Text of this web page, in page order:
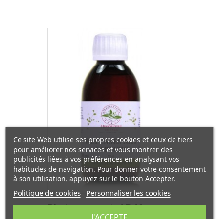
Phyto-concentré Défenses
Ce site Web utilise ses propres cookies et ceux de tiers
pour améliorer nos services et vous montrer des
publicités liées à vos préférences en analysant vos
habitudes de navigation. Pour donner votre consentement
à son utilisation, appuyez sur le bouton Accepter.
Politique de cookies Personnaliser les cookies
J'ACCEPTE